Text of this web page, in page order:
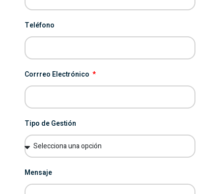
Teléfono
Corrreo Electrónico
Tipo de Gestión
Mensaje